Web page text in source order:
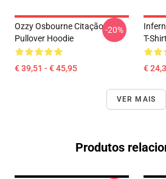
Ozzy Osbourne Citação
Pullover Hoodie
€ 39,51 - € 45,95
-20%
T-
€
VER MAIS
Produtos